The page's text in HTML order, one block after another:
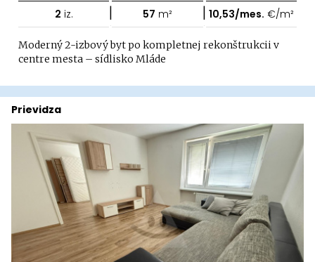
2 iz. | 57 m² | 10,53/mes. €/m²
Moderný 2-izbový byt po kompletnej rekonštrukcii v
centre mesta – sídlisko Mláde
Prievidza